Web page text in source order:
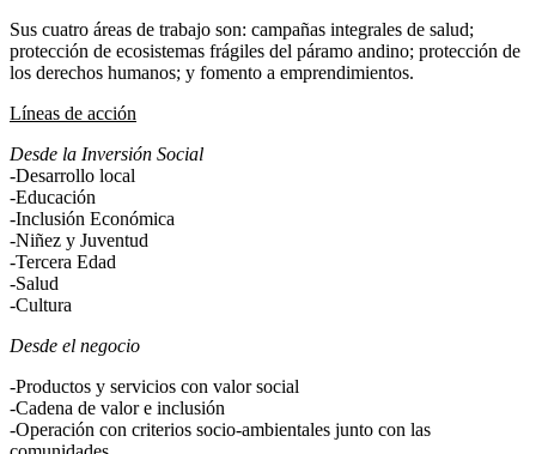
Sus cuatro áreas de trabajo son: campañas integrales de salud;
protección de ecosistemas frágiles del páramo andino; protección de
los derechos humanos; y fomento a emprendimientos.
Líneas de acción
Desde la Inversión Social
-Desarrollo local
-Educación
-Inclusión Económica
-Niñez y Juventud
-Tercera Edad
-Salud
-Cultura
Desde el negocio
-Productos y servicios con valor social
-Cadena de valor e inclusión
-Operación con criterios socio-ambientales junto con las